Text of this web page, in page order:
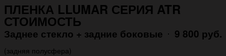
ПЛЕНКА LLUMAR СЕРИЯ ATR
СТОИМОСТЬ
Заднее стекло + задние боковые 9 800 руб.
(задняя полусфера)